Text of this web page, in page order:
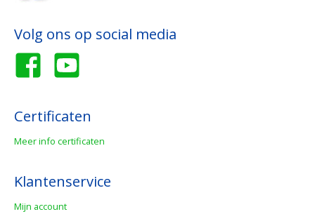
Volg ons op social media
Certificaten
Meer info certificaten
Klantenservice
Mijn account